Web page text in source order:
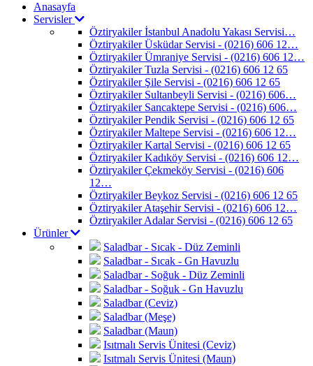
Anasayfa
Servisler
Öztiryakiler İstanbul Anadolu Yakası Servisi…
Öztiryakiler Üsküdar Servisi - (0216) 606 12…
Öztiryakiler Ümraniye Servisi - (0216) 606 12…
Öztiryakiler Tuzla Servisi - (0216) 606 12 65
Öztiryakiler Şile Servisi - (0216) 606 12 65
Öztiryakiler Sultanbeyli Servisi - (0216) 606…
Öztiryakiler Sancaktepe Servisi - (0216) 606…
Öztiryakiler Pendik Servisi - (0216) 606 12 65
Öztiryakiler Maltepe Servisi - (0216) 606 12…
Öztiryakiler Kartal Servisi - (0216) 606 12 65
Öztiryakiler Kadıköy Servisi - (0216) 606 12…
Öztiryakiler Çekmeköy Servisi - (0216) 606
12…
Öztiryakiler Beykoz Servisi - (0216) 606 12 65
Öztiryakiler Ataşehir Servisi - (0216) 606 12…
Öztiryakiler Adalar Servisi - (0216) 606 12 65
Ürünler
Saladbar - Sıcak - Düz Zeminli
Saladbar - Sıcak - Gn Havuzlu
Saladbar - Soğuk - Düz Zeminli
Saladbar - Soğuk - Gn Havuzlu
Saladbar (Ceviz)
Saladbar (Meşe)
Saladbar (Maun)
Isıtmalı Servis Ünitesi (Ceviz)
Isıtmalı Servis Ünitesi (Maun)